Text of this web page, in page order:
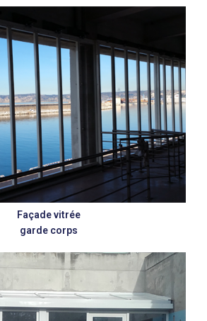
Façade vitrée
garde corps